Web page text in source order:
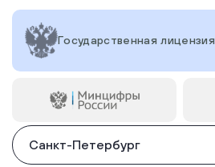
Государственная лицензия
Санкт-Петербург